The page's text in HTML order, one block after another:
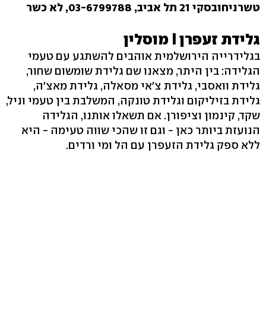
טשרניחובסקי 21 תל אביב, 03-6799788, לא כשר
גלידת זעפרן I מוסלין
בגלידרייה הירושלמית אוהבים להשתגע עם טעמי
הגלידה: בין היתר, מצאנו שם גלידת שומשום שחור,
גלידת וואסבי, גלידת צ'אי מסאלה, גלידת מאצ'ה,
גלידת בזיליקום וגלידת טונקה, המשלבת בין טעמי וניל,
שקד, קינמון וציפורן. אם תשאלו אותנו, הגלידה
הנועזת ביותר כאן - וגם זו שהכי שווה טעימה - היא
ללא ספק גלידת הזעפרן עם הל ומי ורדים.